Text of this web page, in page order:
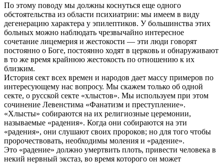
По этому поводу мы должны коснуться еще одного
обстоятельства из области психиатрии: мы имеем в виду
дегенерацию характера у эпилептиков. У большинства этих
больных можно наблюдать чрезвычайно интересное
сочетание лицемерия и жестокости — эти люди говорят
постоянно о Боге, постоянно ходят в церковь и обнаруживают
в то же время крайнюю жестокость по отношению к их
близким.
История сект всех времен и народов дает массу примеров по
интересующему нас вопросу. Мы скажем только об одной
секте, о русской секте «хлыстов». Мы используем при этом
сочинение Левенстима «Фанатизм и преступление».
«Хлысты» собираются на их религиозные церемонии,
называемые «радения». Когда они собираются на эти
«радения», они слушают своих пророков; но для того чтобы
пророчествовать, необходимы моления и «радение».
Это «радение» должно умертвить плоть, привести человека в
некий нервный экстаз, во время которого он может